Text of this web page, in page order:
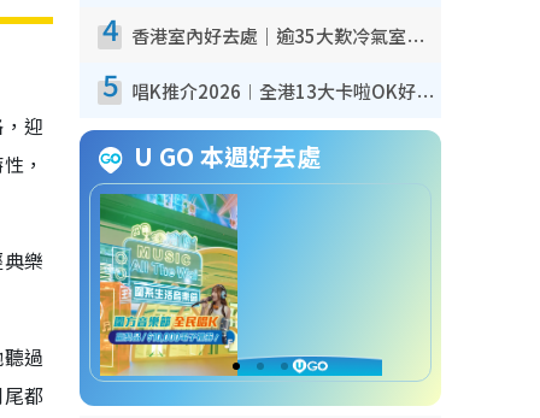
迎
，
樂
過
都
4 香港室內好去處｜逾35大歎冷氣室內好去處推介 室內活動免費避雨無懼落雨
5 唱K推介2026︱全港13大卡啦OK好去處！最平$36起 日文K都有！(附地址+收費詳情)
U GO 本週好去處